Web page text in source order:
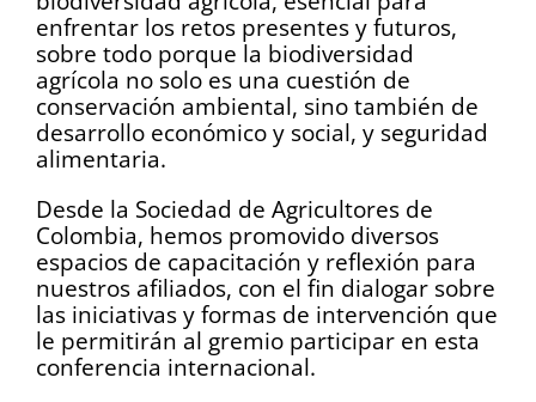
enfrentar los retos presentes y futuros,
sobre todo porque la biodiversidad
agrícola no solo es una cuestión de
conservación ambiental, sino también de
desarrollo económico y social, y seguridad
alimentaria.
Desde la Sociedad de Agricultores de
Colombia, hemos promovido diversos
espacios de capacitación y reflexión para
nuestros afiliados, con el fin dialogar sobre
las iniciativas y formas de intervención que
le permitirán al gremio participar en esta
conferencia internacional.